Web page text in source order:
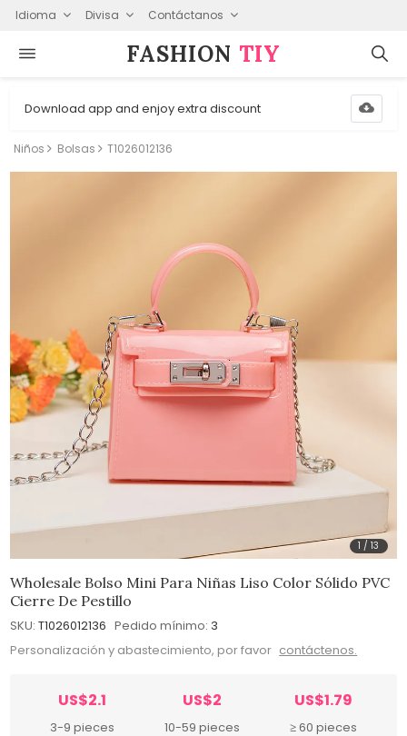
Idioma Divisa Contáctanos
FASHION⁠ TIY
Download app and enjoy extra discount
Niños Bolsas T1026012136
1 /13
Wholesale Bolso Mini Para Niñas Liso Color Sólido PVC
Cierre De Pestillo
SKU: T1026012136 Pedido mínimo: 3
Personalización y abastecimiento, por favor contáctenos.
US$2.1
3-9 pieces
US$2
10-59 pieces
US$1.79
≥ 60 pieces